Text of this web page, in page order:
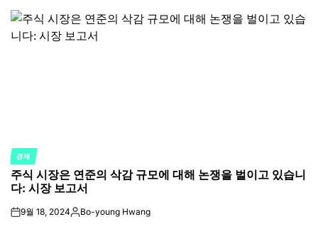
POSTED
IN
경제
주식 시장은 연준의 삭감 규모에 대해 논쟁을 벌이고 있습니
다: 시장 보고서
on9월 18, 2024Posted
Bo-young Hwang